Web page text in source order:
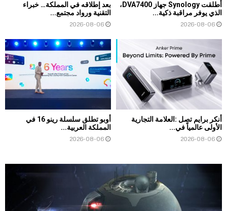
أطلقت Synology جهاز DVA7400،
الذي يوفر مراقبة ذكية...
2026-08-06
بعد إطلاقه في المملكة… خبراء
التقنية ورواد مجتمع...
2026-08-06
أنكر برايم تصل :العلامة التجارية
الأولى عالمياً في...
2026-08-06
أوبو تطلق سلسلة رينو 16 في
المملكة العربية...
2026-08-06